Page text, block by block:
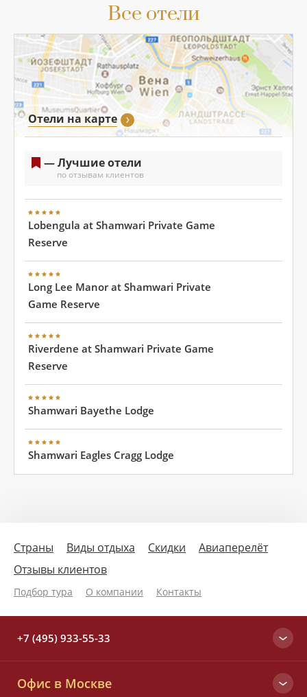
Все отели
Отели на карте
— Лучшие отели
по отзывам клиентов
Lobengula at Shamwari Private Game
Reserve
Long Lee Manor at Shamwari Private
Game Reserve
Riverdene at Shamwari Private Game
Reserve
Shamwari Bayethe Lodge
Shamwari Eagles Cragg Lodge
Страны Виды отдыха Скидки
Авиаперелёт
Отзывы клиентов
Подбор тура О компании Контакты
+7 (495) 933-55-33
+7 (495) 933-55-33
Офис в Москве